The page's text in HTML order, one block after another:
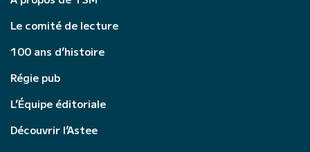
Le comité de lecture
100 ans d’histoire
Régie pub
L’Équipe éditoriale
Découvrir l’Astee